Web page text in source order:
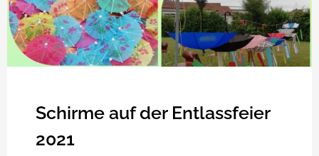
Schirme auf der Entlassfeier
2021